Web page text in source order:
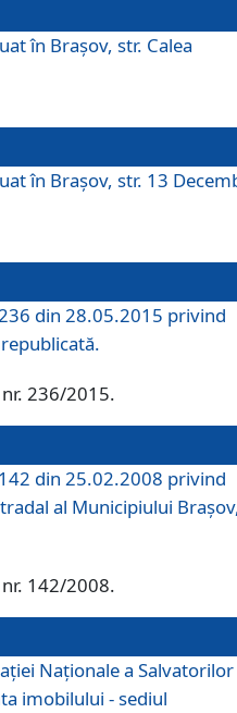
în Brașov, str. Calea
în Brașov, str. 13
din 28.05.2015 privind
nr. 236/2015.
din 25.02.2008 privind
al Municipiului
nr. 142/2008.
Naționale a Salvatorilor
imobilului - sediul